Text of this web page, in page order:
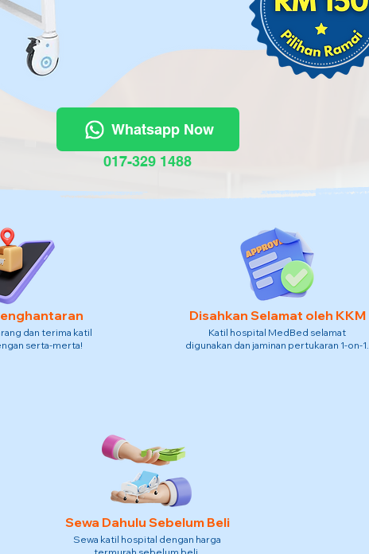
Whatsapp Now
017-329 1488
dan terima katil
serta-merta!
Disahkan Selamat oleh KKM
Katil hospital MedBed selamat
digunakan dan jaminan pertukaran 1-on-1.
Sewa Dahulu Sebelum Beli
Sewa katil hospital dengan harga